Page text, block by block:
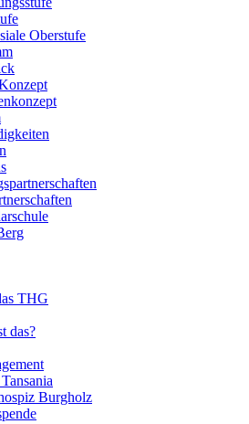
Oberstufe
THG
das?
Burgholz